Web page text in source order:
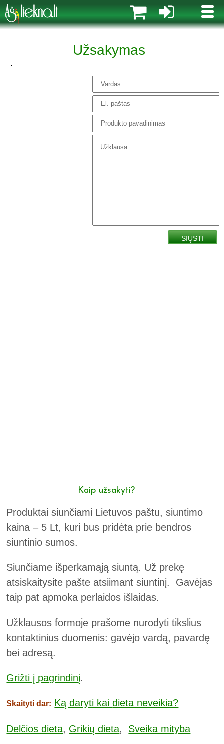
MENIU
Užsakymas
Kaip užsakyti?
Produktai siunčiami Lietuvos paštu, siuntimo
kaina – 5 Lt, kuri bus pridėta prie bendros
siuntinio sumos.
Siunčiame išperkamąją siuntą. Už prekę
atsiskaitysite pašte atsiimant siuntinį. Gavėjas
taip pat apmoka perlaidos išlaidas.
Užklausos formoje prašome nurodyti tikslius
kontaktinius duomenis: gavėjo vardą, pavardę
bei adresą.
Grižti į pagrindinį.
Skaityti dar: Ką daryti kaidieta neveikia?
Delčios dieta, Grikių dieta, Sveika mityba